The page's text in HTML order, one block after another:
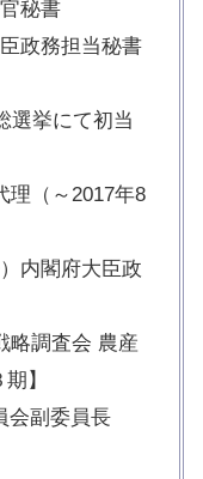
秘書
政務担当秘書
選挙にて初当
理（～2017年8
内閣府大臣政
略調査会 農産
】
会副委員長